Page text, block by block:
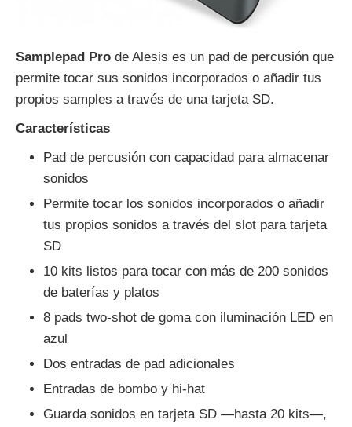
Samplepad Pro de Alesis es un pad de percusión que
permite tocar sus sonidos incorporados o añadir tus
propios samples a través de una tarjeta SD.
Características
Pad de percusión con capacidad para almacenar
sonidos
Permite tocar los sonidos incorporados o añadir
tus propios sonidos a través del slot para tarjeta
SD
10 kits listos para tocar con más de 200 sonidos
de baterías y platos
8 pads two-shot de goma con iluminación LED en
azul
Dos entradas de pad adicionales
Entradas de bombo y hi-hat
Guarda sonidos en tarjeta SD —hasta 20 kits—,